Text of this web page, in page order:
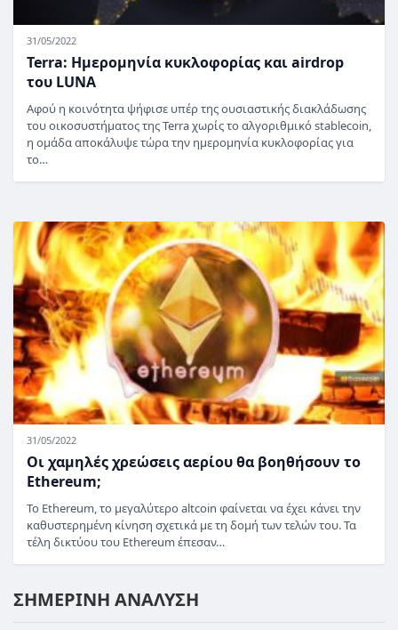
31/05/2022
Terra: Ημερομηνία κυκλοφορίας και airdrop
του LUNA
Αφού η κοινότητα ψήφισε υπέρ της ουσιαστικής διακλάδωσης
του οικοσυστήματος της Terra χωρίς το αλγοριθμικό stablecoin,
η ομάδα αποκάλυψε τώρα την ημερομηνία κυκλοφορίας για
το…
31/05/2022
Οι χαμηλές χρεώσεις αερίου θα βοηθήσουν το
Ethereum;
Το Ethereum, το μεγαλύτερο altcoin φαίνεται να έχει κάνει την
καθυστερημένη κίνηση σχετικά με τη δομή των τελών του. Τα
τέλη δικτύου του Ethereum έπεσαν…
ΣΗΜΕΡΙΝΗ ΑΝΑΛΥΣΗ